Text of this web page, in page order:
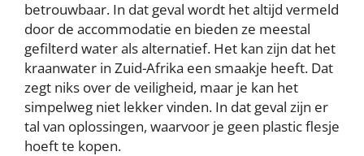
betrouwbaar. In dat geval wordt het altijd vermeld
door de accommodatie en bieden ze meestal
gefilterd water als alternatief. Het kan zijn dat het
kraanwater in Zuid-Afrika een smaakje heeft. Dat
zegt niks over de veiligheid, maar je kan het
simpelweg niet lekker vinden. In dat geval zijn er
tal van oplossingen, waarvoor je geen plastic flesje
hoeft te kopen.